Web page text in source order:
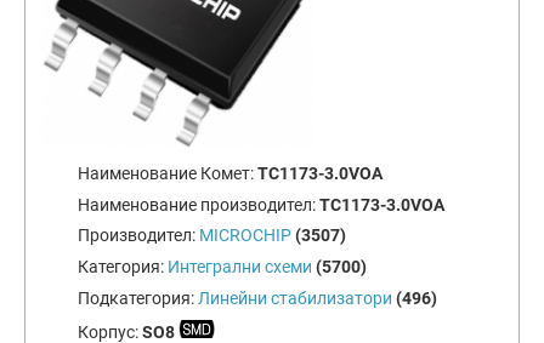
Наименование Комет:TC1173-3.0VOA
Наименование производител:TC1173-3.0VOA
Производител: MICROCHIP(3507)
Категория: Интегрални схеми (5700)
Подкатегория: Линейни стабилизатори (496)
Корпус:SO8